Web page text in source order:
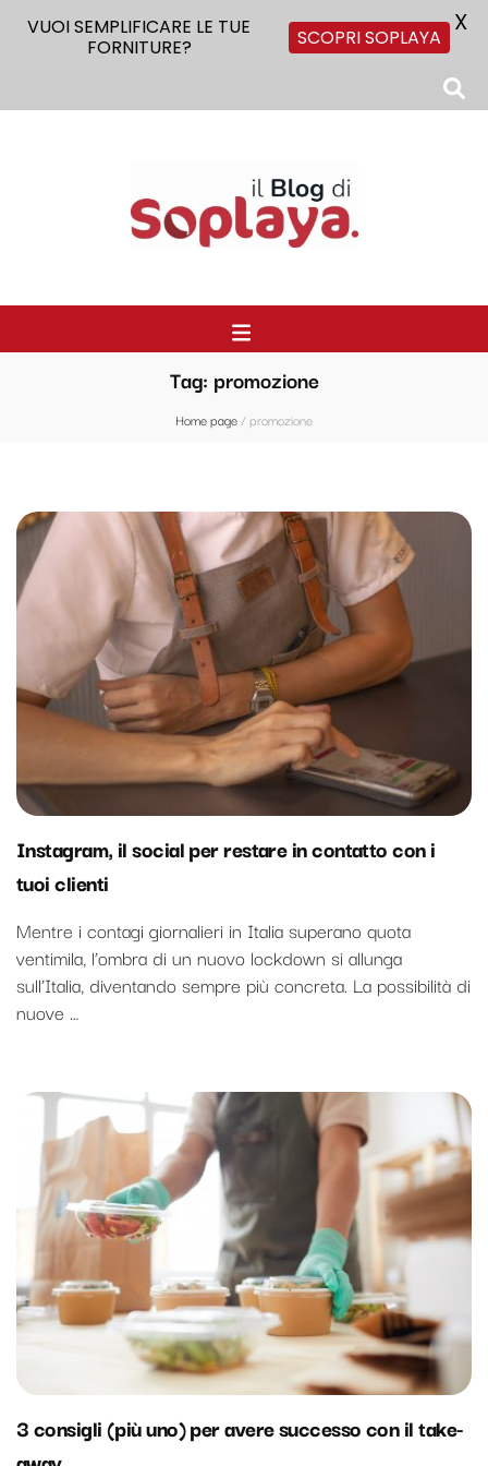
Tag: promozione
Home page/promozione
Instagram, il social per restare in contatto con i
tuoi clienti
Mentre i contagi giornalieri in Italia superano quota
ventimila, l’ombra di un nuovo lockdown si allunga
sull’Italia, diventando sempre più concreta. La possibilità di
nuove …
3 consigli (più uno) per avere successo con il take-
VUOI SEMPLIFICARE LE TUE
FORNITURE?
SCOPRI SOPLAYA X